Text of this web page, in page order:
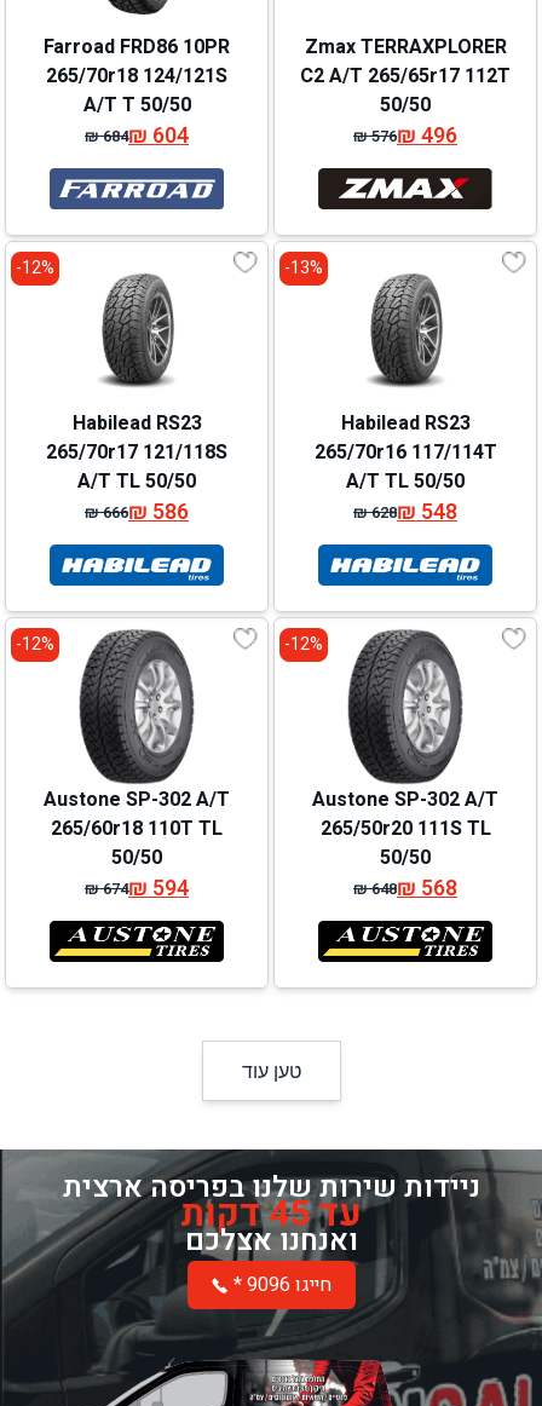
Zmax TERRAXPLORER
C2 A/T 265/65r17 112T
50/50
₪576
המחיר
המקורי
היה:
₪ 576.
₪496 המחיר
הנוכחי
הוא:
₪ 496.
Farroad FRD86 10PR
265/70r18 124/121S
A/T T 50/50
₪684
המחיר
המקורי
היה:
₪ 684.
₪604 המחיר
הנוכחי
הוא:
₪ 604.
13%-
Habilead RS23
265/70r16 117/114T
A/T TL 50/50
₪628
המחיר
המקורי
היה:
₪ 628.
₪548 המחיר
הנוכחי
הוא:
₪ 548.
12%-
Habilead RS23
265/70r17 121/118S
A/T TL 50/50
₪666
המחיר
המקורי
היה:
₪ 666.
₪586 המחיר
הנוכחי
הוא:
₪ 586.
12%-
Austone SP-302 A/T
265/50r20 111S TL
50/50
₪648
המחיר
המקורי
היה:
₪ 648.
₪568 המחיר
הנוכחי
הוא:
₪ 568.
12%-
Austone SP-302 A/T
265/60r18 110T TL
50/50
₪674
המחיר
המקורי
היה:
₪ 674.
₪594 המחיר
הנוכחי
הוא:
₪ 594.
טען עוד
ניידות שירות שלנו בפריסה ארצית
עד 45 דקות
ואנחנו אצלכם
* חייגו 9096